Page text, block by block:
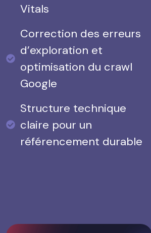
Vitals
Correction des erreurs
d’exploration et
optimisation du crawl
Google
Structure technique
claire pour un
référencement durable